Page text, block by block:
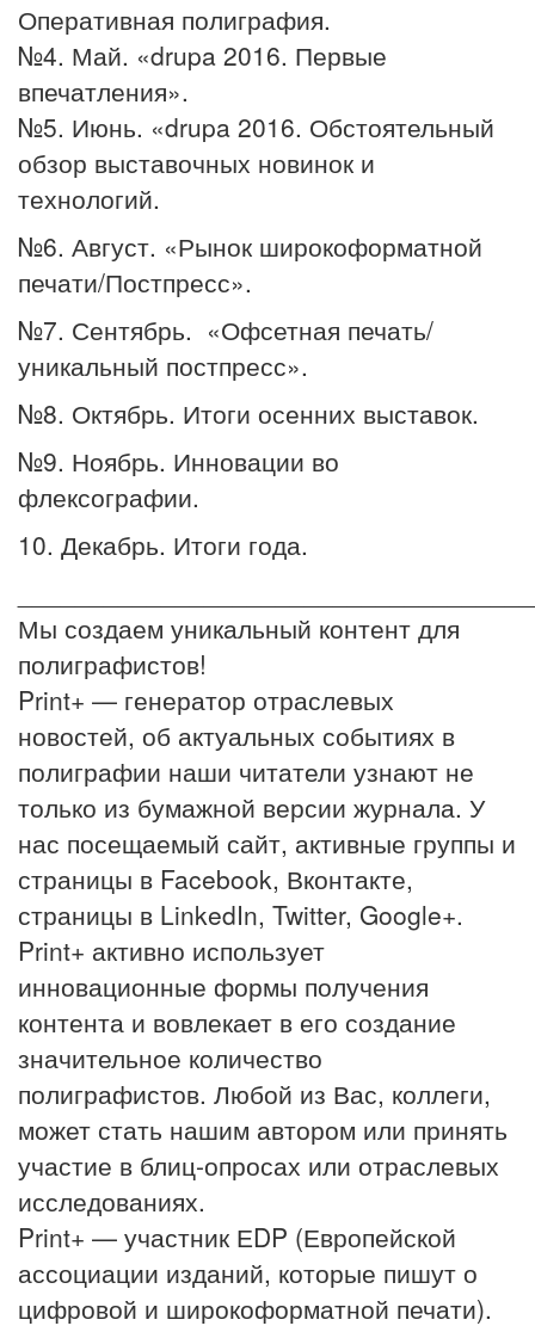
Оперативная полиграфия.
№4. Май. «drupa 2016. Первые
впечатления».
№5. Июнь. «drupa 2016. Обстоятельный
обзор выставочных новинок и
технологий.
№6. Август. «Рынок широкоформатной
печати/Постпресс».
№7. Сентябрь. «Офсетная печать/
уникальный постпресс».
№8. Октябрь. Итоги осенних выставок.
№9. Ноябрь. Инновации во
флексографии.
10. Декабрь. Итоги года.
Мы создаем уникальный контент для
полиграфистов!
Print+ — генератор отраслевых
новостей, об актуальных событиях в
полиграфии наши читатели узнают не
только из бумажной версии журнала. У
нас посещаемый сайт, активные группы и
страницы в Facebook, Вконтакте,
страницы в LinkedIn, Twitter, Google+.
Print+ активно использует
инновационные формы получения
контента и вовлекает в его создание
значительное количество
полиграфистов. Любой из Вас, коллеги,
может стать нашим автором или принять
участие в блиц-опросах или отраслевых
исследованиях.
Print+ — участник ЕDP (Европейской
ассоциации изданий, которые пишут о
цифровой и широкоформатной печати).